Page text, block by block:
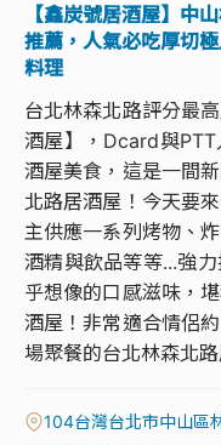
【鑫炭號居酒屋】中
推薦，人氣必吃厚切
料理
台北林森北路評分最
酒屋】，Dcard與
酒屋美食，這是一間
北路居酒屋！今天要
主供應一系列烤物、
酒精與飲品等等...強
乎想像的口感滋味，
酒屋！非常適合情侶
場聚餐的台北林森北
104台灣台北市中山區